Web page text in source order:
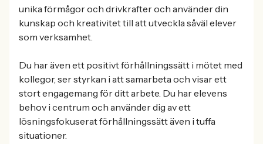
unika förmågor och drivkrafter och använder din
kunskap och kreativitet till att utveckla såväl elever
som verksamhet.
Du har även ett positivt förhållningssätt i mötet med
kollegor, ser styrkan i att samarbeta och visar ett
stort engagemang för ditt arbete. Du har elevens
behov i centrum och använder dig av ett
lösningsfokuserat förhållningssätt även i tuffa
situationer.